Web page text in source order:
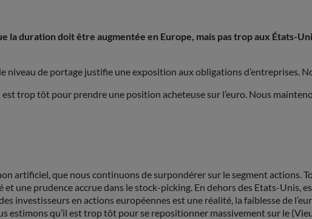
la duration doit être augmentée en Europe, mais pas trop aux États-
niveau de portage justifie une exposition aux obligations d’entreprises.
trop tôt pour prendre une position acheteuse sur l’euro. Nous
artificiel, que nous continuons de surpondérer sur le segment actions.
une prudence accrue dans le stock-picking. En dehors des Etats-Unis,
investisseurs en actions européennes est une réalité, la faiblesse de
estimons qu’il est trop tôt pour se repositionner massivement sur le